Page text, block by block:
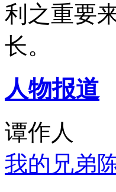
利之重要
长。
人物报道
谭作人
我的兄弟